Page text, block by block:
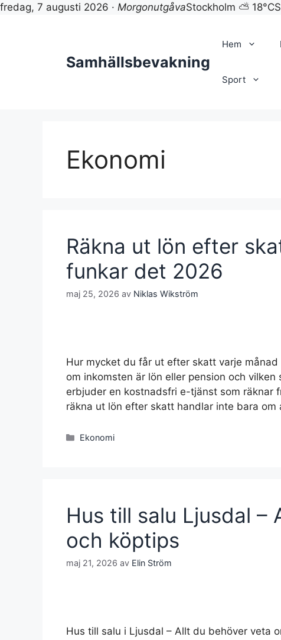
fredag, 7 augusti 2026 · MorgonutgåvaStockholm ⛅ 18°C
Samhällsbevakning
Hem
Sport
Ekonomi
Räkna ut lön efter
funkar det 2026
maj 25, 2026 av Niklas Wikström
Hur mycket du får ut efter skatt varje
om inkomsten är lön eller pension och
erbjuder en kostnadsfri e-tjänst som räknar
räkna ut lön efter skatt handlar inte bara
Kategorier
Ekonomi
Hus till salu Ljusdal
och köptips
maj 21, 2026 av Elin Ström
Hus till salu i Ljusdal – Allt du behöver veta